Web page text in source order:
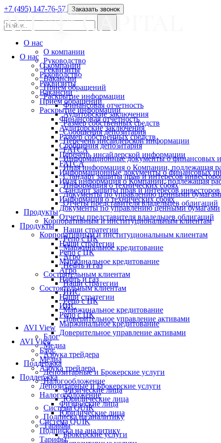
О нас
О компании
Руководство
Реквизиты
Вакансии
Прием обращений
Раскрытие информации
Финансовая отчетность
Аудиторские заключения
Размер собственных средств
Сообщения депозитария
Перечень инсайдерской информации
FATCA
Информационные документы о финансовых
Иная информация о Компании, подлежащая
Стандарт защиты прав и интересов инвесторов
Информация о технических сбоях
Документы по управлению ценными бумагами
Отчеты представителя владельцев облигаций
Продукты
Корпоративным и институциональным клиентам
Наши стратегии
Репо с ЦК
Маржинальное кредитование
Агро
Нефть и газ
Состоятельным клиентам
Наши стратегии
ИИС
Репо с ЦК
Маржинальное кредитование
Доверительное управление активами
AVI View
Блог
Медиа
Азбука трейдера
Поддержка
Депозитарные и Брокерские услуги
Налогообложение
Физические лица
Юридические лица
Система QUIK
Подписка на аналитику
Тарифы
+7 (495) 147-76-57 Заказать звонок
О нас
О компании
Руководство
Реквизиты
Вакансии
Прием обращений
Раскрытие информации
Финансовая отчетность
Аудиторские заключения
Размер собственных средств
Сообщения депозитария
Перечень инсайдерской информации
FATCA
Информационные документы о финансовых
Иная информация о Компании, подлежащая
Стандарт защиты прав и интересов
Информация о технических сбоях
Документы по управлению ценными
Отчеты представителя владельцев облигаций
Продукты
Корпоративным и институциональным клиентам
Наши стратегии
Репо с ЦК
Маржинальное кредитование
Агро
Нефть и газ
Состоятельным клиентам
Наши стратегии
ИИС
Репо с ЦК
Маржинальное кредитование
Доверительное управление активами
AVI View
Блог
Медиа
Азбука трейдера
Поддержка
Депозитарные и Брокерские услуги
Налогообложение
Физические лица
Юридические лица
Система QUIK
Подписка на аналитику
Тарифы
Брокерские услуги